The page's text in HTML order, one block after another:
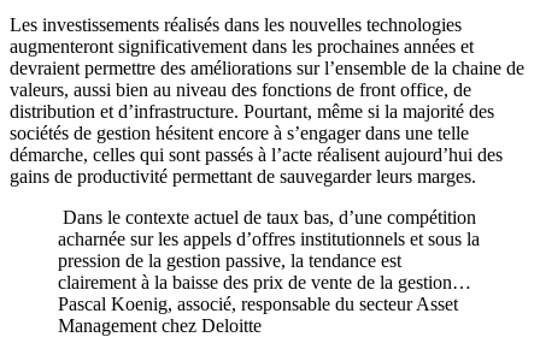
Les investissements réalisés dans les nouvelles technologies
augmenteront significativement dans les prochaines années et
devraient permettre des améliorations sur l’ensemble de la chaine de
valeurs, aussi bien au niveau des fonctions de front office, de
distribution et d’infrastructure. Pourtant, même si la majorité des
sociétés de gestion hésitent encore à s’engager dans une telle
démarche, celles qui sont passés à l’acte réalisent aujourd’hui des
gains de productivité permettant de sauvegarder leurs marges.
Dans le contexte actuel de taux bas, d’une compétition
acharnée sur les appels d’offres institutionnels et sous la
pression de la gestion passive, la tendance est
clairement à la baisse des prix de vente de la gestion…
Pascal Koenig, associé, responsable du secteur Asset
Management chez Deloitte